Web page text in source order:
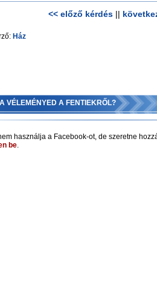
<< előző kérdés||
Ház
VÉLEMÉNYED A FENTIEKRŐL?
használja a Facebook-ot, de szeretne
be.